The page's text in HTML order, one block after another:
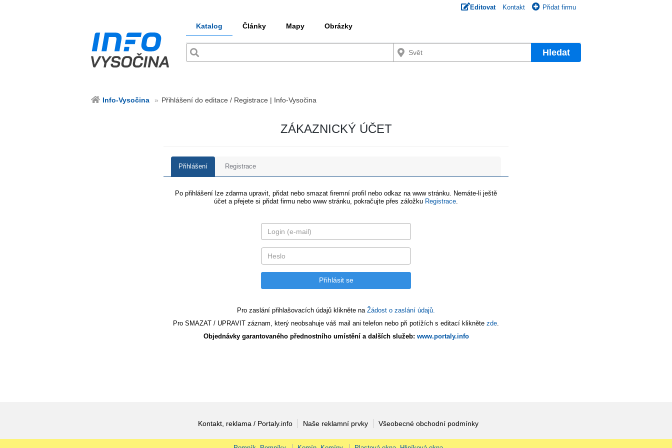
Editovat Kontakt Přidat firmu
Katalog Články Mapy Obrázky
Hledat
Info-Vysočina Přihlášení do editace / Registrace | Info-Vysočina
ZÁKAZNICKÝ ÚČET
Přihlášení Registrace
Po přihlášení lze zdarma upravit, přidat nebo smazat firemní profil nebo odkaz na www stránku. Nemáte-li ještě
účet a přejete si přidat firmu nebo www stránku, pokračujte přes záložku Registrace
Pro zaslání přihlašovacích údajů klikněte na Žádost o zaslání údajů.
Pro SMAZAT / UPRAVIT záznam, který neobsahuje váš mail ani telefon nebo při potížích s editací klikněte zde
Objednávky garantovaného přednostního umístění a dalších služeb: www.portaly.info
Kontakt, reklama / Portaly.info Naše reklamní prvky Všeobecné obchodní podmínky